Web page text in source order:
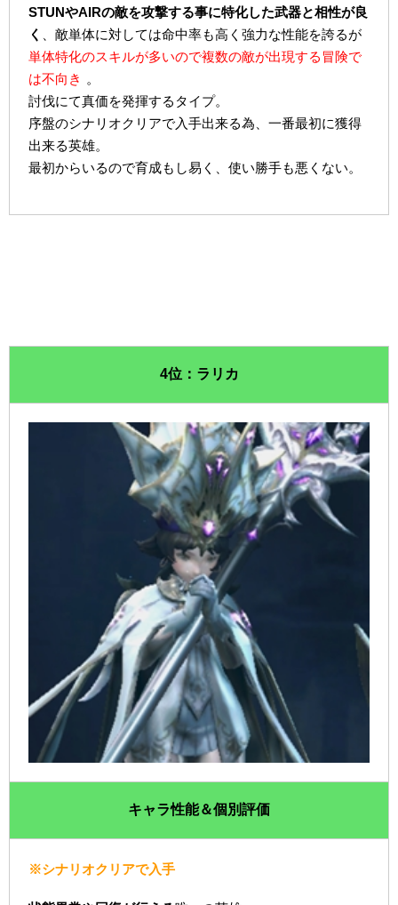
STUNやAIRの敵を攻撃する事に特化した武器と相性が良
く
、敵単体に対しては命中率も高く強力な性能を誇るが
単体特化のスキルが多いので複数の敵が出現する冒険で
は不向き 。
討伐にて真価を発揮するタイプ。
序盤のシナリオクリアで入手出来る為、一番最初に獲得
出来る英雄。
最初からいるので育成もし易く、使い勝手も悪くない。
4位：ラリカ
キャラ性能＆個別評価
※シナリオクリアで入手